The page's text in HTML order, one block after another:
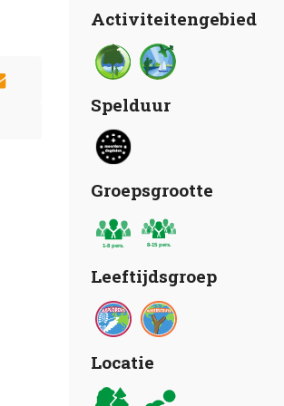
Activiteitengebied
Spelduur
Groepsgrootte
Leeftijdsgroep
Locatie